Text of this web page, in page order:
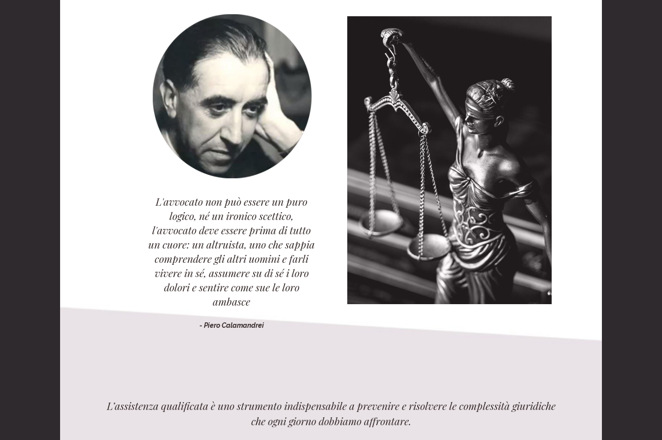
L'avvocato non può essere un puro
logico, né un ironico scettico,
l'avvocato deve essere prima di tutto
un cuore: un altruista, uno che sappia
comprendere gli altri uomini e farli
vivere in sé, assumere su di sé i loro
dolori e sentire come sue le loro
ambasce
- Piero Calamandrei
L’assistenza qualificata è uno strumento indispensabile a prevenire e risolvere le complessità giuridiche
che ogni giorno dobbiamo affrontare.